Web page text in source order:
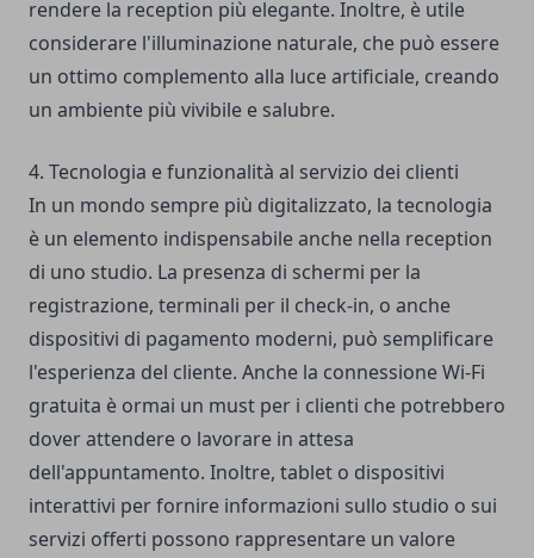
rendere la reception più elegante. Inoltre, è utile
considerare l'illuminazione naturale, che può essere
un ottimo complemento alla luce artificiale, creando
un ambiente più vivibile e salubre.
4. Tecnologia e funzionalità al servizio dei clienti
In un mondo sempre più digitalizzato, la tecnologia
è un elemento indispensabile anche nella reception
di uno studio. La presenza di schermi per la
registrazione, terminali per il check-in, o anche
dispositivi di pagamento moderni, può semplificare
l'esperienza del cliente. Anche la connessione Wi-Fi
gratuita è ormai un must per i clienti che potrebbero
dover attendere o lavorare in attesa
dell'appuntamento. Inoltre, tablet o dispositivi
interattivi per fornire informazioni sullo studio o sui
servizi offerti possono rappresentare un valore